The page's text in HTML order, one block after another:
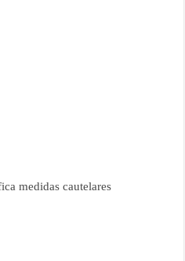
medidas cautelares